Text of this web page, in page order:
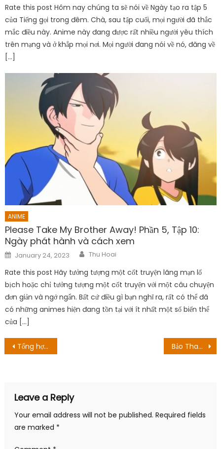
Rate this post Hôm nay chúng ta sẽ nói về Ngày tạo ra tập 5
của Tiếng gọi trong đêm. Chà, sau tập cuối, mọi người đã thắc
mắc điều này. Anime này đang được rất nhiều người yêu thích
trên mạng và ở khắp mọi nơi. Mọi người đang nói về nó, đăng về
[…]
ANIME
Please Take My Brother Away! Phần 5, Tập 10:
Ngày phát hành và cách xem
Posted
on
January 24, 2023 Author
Thu Hoai
Rate this post Hãy tưởng tượng một cốt truyện lãng mạn lố
bịch hoặc chỉ tưởng tượng một cốt truyện với một câu chuyện
đơn giản và ngớ ngẩn. Bất cứ điều gì bạn nghĩ ra, rất có thể đã
có những animes hiện đang tồn tại với ít nhất một số biến thể
của […]
Post
Tổng hợp các phiên bản cosplay nhân vật nam anime, manga giống y bản gốc! Bảo Thanh tiết lộ lý do chưa đóng phim trở lại sau 2 năm nghỉ sinh con
Leave a Reply
Your email address will not be published. Required fields
are marked *